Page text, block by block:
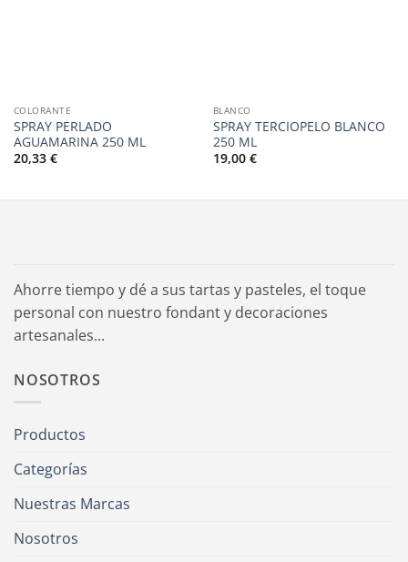
COLORANTE
SPRAY PERLADO
AGUAMARINA 250 ML
20,33 €
BLANCO
SPRAY TERCIOPELO BLANCO
250 ML
19,00 €
Ahorre tiempo y dé a sus tartas y pasteles, el toque
personal con nuestro fondant y decoraciones
artesanales...
NOSOTROS
Productos
Categorías
Nuestras Marcas
Nosotros